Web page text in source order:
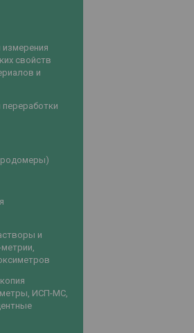
свойств
и
и
ИСП-МС,